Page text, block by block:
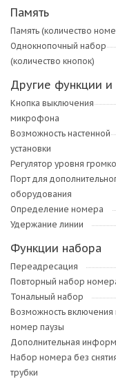
Память
Память (количество
Однокнопочный набор
(количество кнопок)
Другие функции и
Кнопка выключения
микрофона
Возможность настенной
установки
Регулятор уровня
Порт для
оборудования
Определение номера
Удержание линии
Функции набора
Переадресация
Повторный набор
Тональный набор
Возможность включения
номер паузы
Дополнительная
Набор номера без
трубки